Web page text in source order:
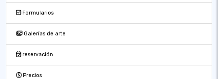
Formularios
Galerías de arte
reservación
Precios